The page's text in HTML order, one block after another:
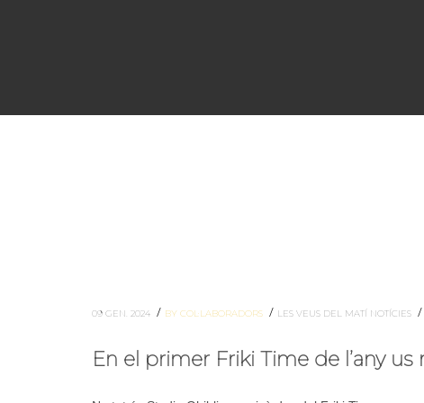
09 GEN. 2024 / BY COL·LABORADORS / LES VEUS DEL MATÍ NOTÍCIES /
En el primer Friki Time de l’any